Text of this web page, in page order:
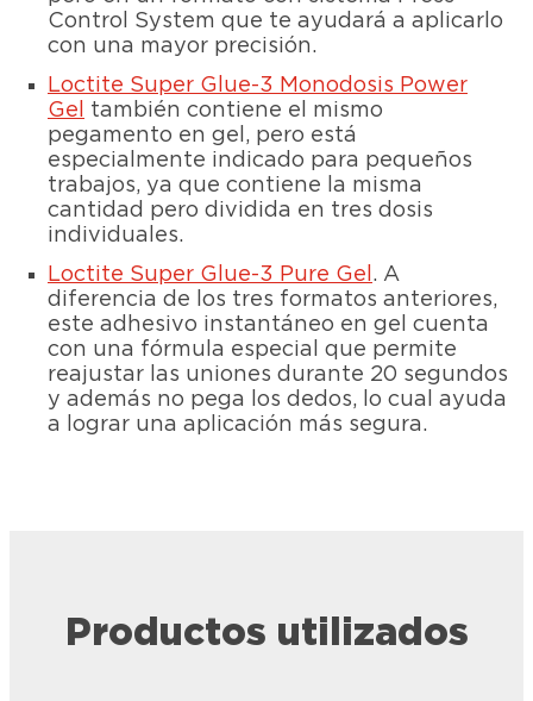
Control System que te ayudará a aplicarlo
con una mayor precisión.
Loctite Super Glue-3 Monodosis Power
Gel
también contiene el mismo
pegamento en gel, pero está
especialmente indicado para pequeños
trabajos, ya que contiene la misma
cantidad pero dividida en tres dosis
individuales.
Loctite Super Glue-3 Pure Gel . A
diferencia de los tres formatos anteriores,
este adhesivo instantáneo en gel cuenta
con una fórmula especial que permite
reajustar las uniones durante 20 segundos
y además no pega los dedos, lo cual ayuda
a lograr una aplicación más segura.
Productos utilizados